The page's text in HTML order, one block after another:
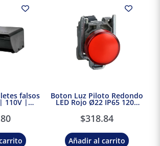
falsos
110V |
Boton Luz Piloto Redondo
LED Rojo Ø22 IP65 120V
Schneider Electric
$318.84
Añadir al carrito